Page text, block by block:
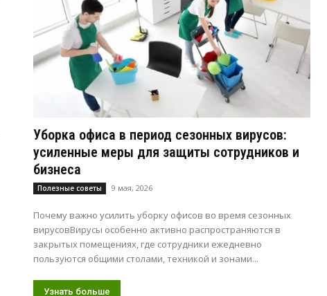
Уборка офиса в период сезонных вирусов:
усиленные меры для защиты сотрудников и
бизнеса
Полезные советы 9 мая, 2026
Почему важно усилить уборку офисов во время сезонных
вирусовВирусы особенно активно распространяются в
закрытых помещениях, где сотрудники ежедневно
пользуются общими столами, техникой и зонами...
Узнать больше